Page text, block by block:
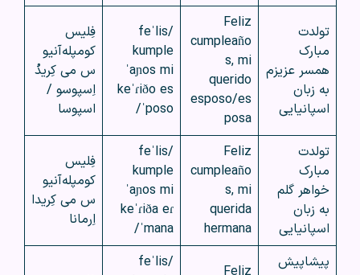
تولدت
مبارک
همسر عزیزم
به زبان
اسپانیایی
Feliz
cumpleaño
s, mi
querido
esposo/es
posa
/feˈlis
kumple
ˈaɲos mi
keˈɾiðo es
ˈposo/
فِلیس
کومپله‌آنیو
س می کِریدُ
اِسپوسو /
اسپوسا
تولدت
مبارک
خواهر گلم
به زبان
اسپانیایی
Feliz
cumpleaño
s, mi
querida
hermana
/feˈlis
kumple
ˈaɲos mi
keˈɾiða eɾ
ˈmana/
فِلیس
کومپله‌آنیو
س می کِریدا
اِرمانا
پیشاپیش
/feˈlis